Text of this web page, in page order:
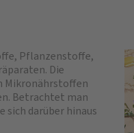
Pflanzenstoffe,
Die
Mikronährstoffen
Betrachtet man
sich darüber hinaus